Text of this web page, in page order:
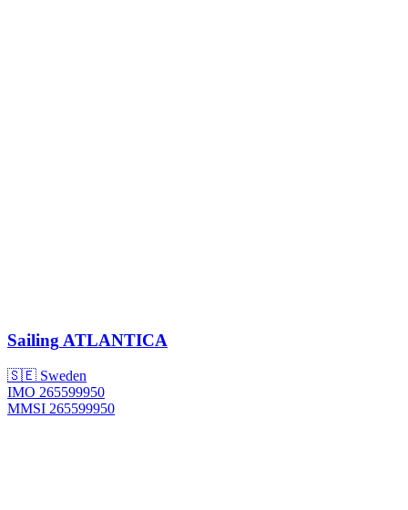
SailingATLANTICA
🇸🇪 Sweden
IMO 265599950
MMSI 265599950